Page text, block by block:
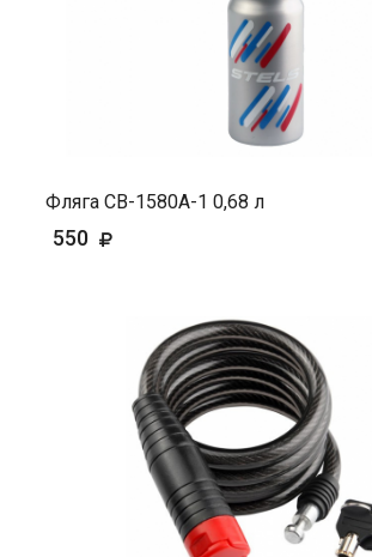
Фляга СВ-1580А-1 0,68 л
550